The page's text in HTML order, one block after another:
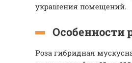
украшения помещений.
Особенности
Роза гибридная